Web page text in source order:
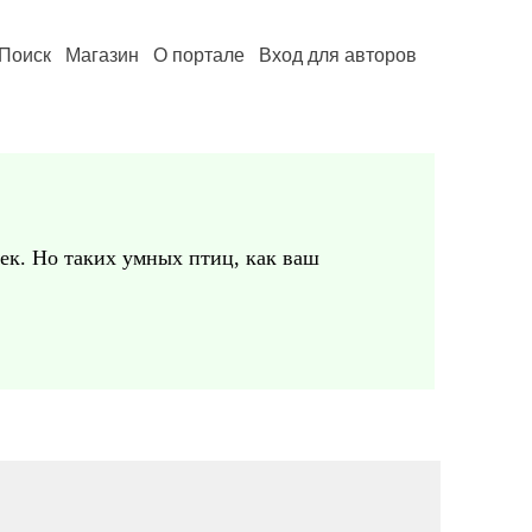
Поиск Магазин О портале Вход для авторов
Но таких умных птиц, как ваш